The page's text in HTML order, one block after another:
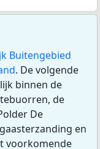
Buitengebied
. De volgende
binnen de
de
De
en
voorkomende